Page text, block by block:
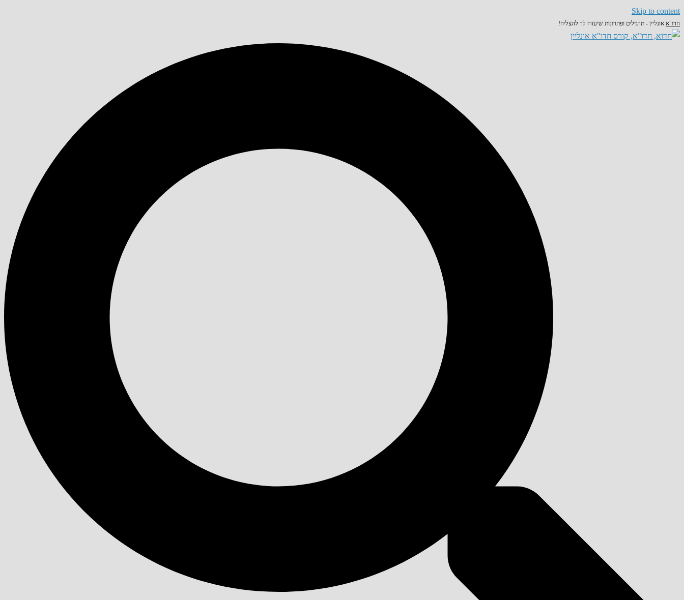
Skip to content
חדו"א אונליין - תרגילים ופתרונות שיעזרו לך להצליח!